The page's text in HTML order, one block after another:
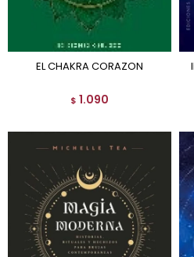
EL CHAKRA CORAZON
$ 1.090
INCREMENTA TU FRECUENCIA